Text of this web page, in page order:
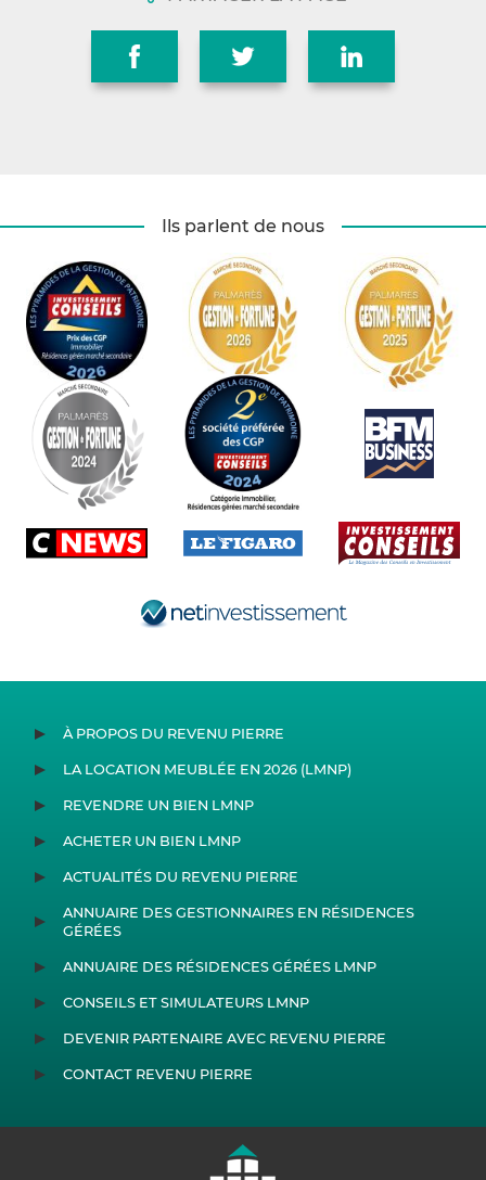
Ils parlent de nous
À PROPOS DU REVENU PIERRE
LA LOCATION MEUBLÉE EN 2026 (LMNP)
REVENDRE UN BIEN LMNP
ACHETER UN BIEN LMNP
ACTUALITÉS DU REVENU PIERRE
ANNUAIRE DES GESTIONNAIRES EN RÉSIDENCES
GÉRÉES
ANNUAIRE DES RÉSIDENCES GÉRÉES LMNP
CONSEILS ET SIMULATEURS LMNP
DEVENIR PARTENAIRE AVEC REVENU PIERRE
CONTACT REVENU PIERRE